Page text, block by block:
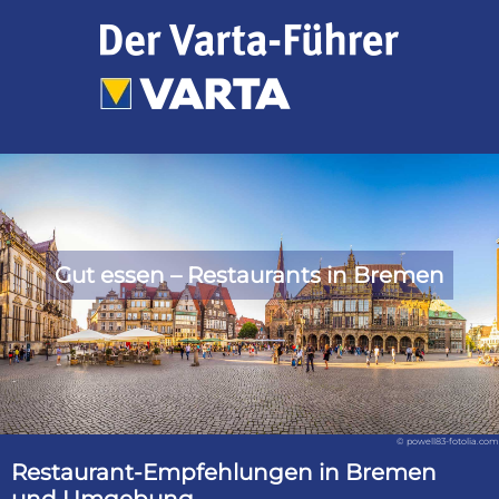
Gut essen – Restaurants in Bremen
© powell83-fotolia.com
Restaurant-Empfehlungen in Bremen